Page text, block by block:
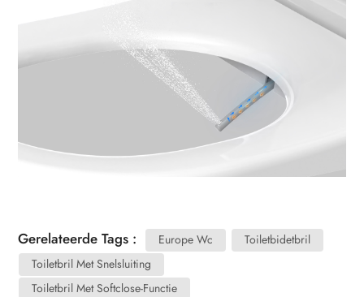
Gerelateerde Tags : Europe Wc
Toiletbidetbril
Toiletbril Met Snelsluiting
Toiletbril Met Softclose-Functie